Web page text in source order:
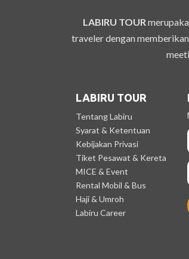
LABIRU TOUR
traveler dengan
LABIRU TOUR
Tentang Labiru
Syarat & Ketentuan
Kebijakan Privasi
Tiket Pesawat & Kereta
MICE & Event
Rental Mobil & Bus
Haji & Umroh
Labiru Career